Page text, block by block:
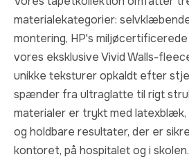
materialekategorier:
montering, HP's
vores eksklusive Vivid Walls-
unikke teksturer opkaldt efter
spænder fra ultraglatte til rigt
materialer er trykt med latexblæk,
og holdbare resultater, der er
kontoret, på hospitalet og i skolen.